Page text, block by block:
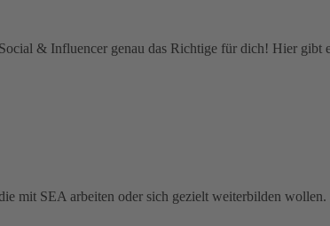
& Influencer genau das Richtige für dich! Hier
mit SEA arbeiten oder sich gezielt weiterbilden